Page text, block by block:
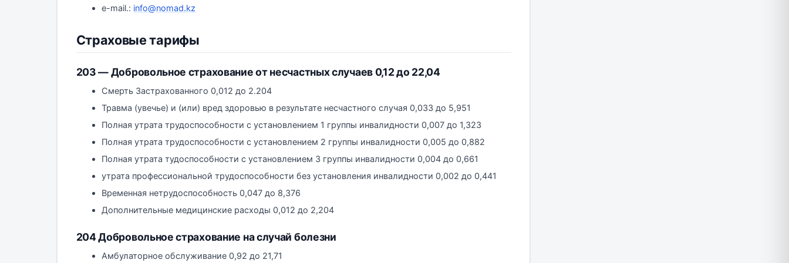
e-mail.: info@nomad.kz
Страховые тарифы
203 — Добровольное страхование от несчастных случаев 0,12 до 22,04
Смерть Застрахованного 0,012 до 2.204
Травма (увечье) и (или) вред здоровью в результате несчастного случая 0,033 до 5,951
Полная утрата трудоспособности с установлением 1 группы инвалидности 0,007 до 1,323
Полная утрата трудоспособности с установлением 2 группы инвалидности 0,005 до 0,882
Полная утрата тудоспособности с установлением 3 группы инвалидности 0,004 до 0,661
утрата профессиональной трудоспособности без установления инвалидности 0,002 до 0,441
Временная нетрудоспособность 0,047 до 8,376
Дополнительные медицинские расходы 0,012 до 2,204
204 Добровольное страхование на случай болезни
Амбулаторное обслуживание 0,92 до 21,71